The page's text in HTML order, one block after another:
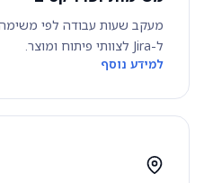
מעקב שעות עבודה לפי
ל-Jira לצוותי פיתוח ומוצר.
למידע נוסף